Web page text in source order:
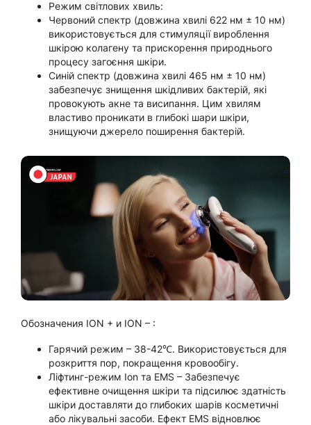
Режим світлових хвиль:
Червоний спектр (довжина хвилі 622 нм ± 10 нм)
використовується для стимуляції вироблення
шкірою колагену та прискорення природнього
процесу загоєння шкіри.
Синій спектр (довжина хвилі 465 нм ± 10 нм)
забезпечує знищення шкідливих бактерій, які
провокують акне та висипання. Цим хвилям
властиво проникати в глибокі шари шкіри,
знищуючи джерело поширення бактерій.
Обозначения ION + и ION – :
Гарячий режим – 38-42℃. Використовується для
розкриття пор, покращення кровообігу.
Ліфтинг-режим Ion та EMS – Забезпечує
ефективне очищення шкіри та підсилює здатність
шкіри доставляти до глибоких шарів косметичні
або лікувальні засоби. Ефект EMS відновлює